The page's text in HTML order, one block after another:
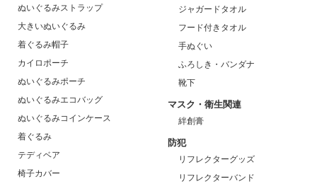
ぬいぐるみストラップ
大きいぬいぐるみ
着ぐるみ帽子
カイロポーチ
ぬいぐるみポーチ
ぬいぐるみエコバッグ
ぬいぐるみコインケース
着ぐるみ
テディベア
椅子カバー
ジャガードタオル
フード付きタオル
手ぬぐい
ふろしき・バンダナ
靴下
マスク・衛生関連
絆創膏
防犯
リフレクターグッズ
リフレクターバンド